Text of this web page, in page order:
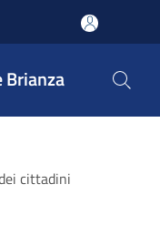
Brianza
cittadini